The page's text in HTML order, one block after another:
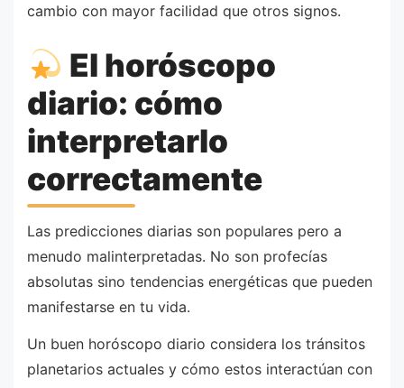
cambio con mayor facilidad que otros signos.
El horóscopo
diario: cómo
interpretarlo
correctamente
Las predicciones diarias son populares pero a
menudo malinterpretadas. No son profecías
absolutas sino tendencias energéticas que pueden
manifestarse en tu vida.
Un buen horóscopo diario considera los tránsitos
planetarios actuales y cómo estos interactúan con